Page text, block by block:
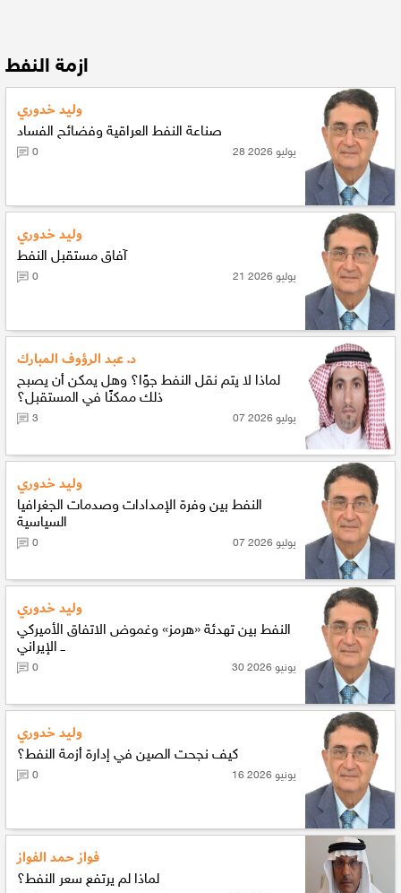
ازمة النفط
وليد خدوري
صناعة النفط العراقية وفضائح الفساد
28 يوليو 2026 0
وليد خدوري
آفاق مستقبل النفط
21 يوليو 2026 0
د. عبد الرؤوف المبارك
لماذا لا يتم نقل النفط جوًا؟ وهل يمكن أن يصبح
ذلك ممكنًا في المستقبل؟
07 يوليو 2026 3
وليد خدوري
النفط بين وفرة الإمدادات وصدمات الجغرافيا
السياسية
07 يوليو 2026 0
وليد خدوري
النفط بين تهدئة «هرمز» وغموض الاتفاق الأميركي
ــ الإيراني
30 يونيو 2026 0
وليد خدوري
كيف نجحت الصين في إدارة أزمة النفط؟
16 يونيو 2026 0
فواز حمد الفواز
لماذا لم يرتفع سعر النفط؟